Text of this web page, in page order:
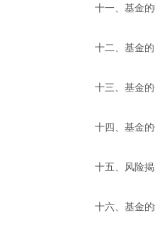
十一、基
十二、基
十三、基
十四、基
十五、
十六、基